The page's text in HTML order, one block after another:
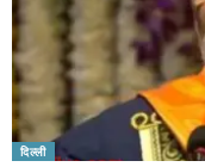
दिल्ली